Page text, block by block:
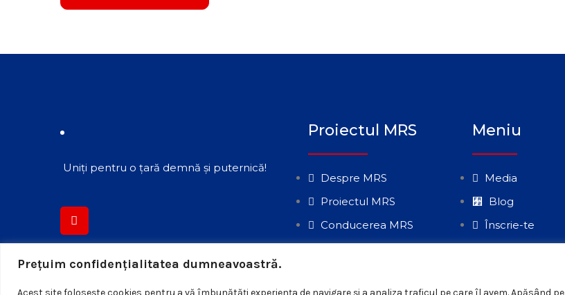
Preţuim confidenţialitatea dumneavoastră.
Acest site foloseşte cookies pentru a vă îmbunătăţi experienţa de navigare şi a analiza traficul pe care îl avem. Apăsând pe
Uniți pentru o țară demnă și puternică!
Proiectul MRS
Despre MRS
Proiectul MRS
Conducerea MRS
Meniu
Media
Blog
Înscrie-te